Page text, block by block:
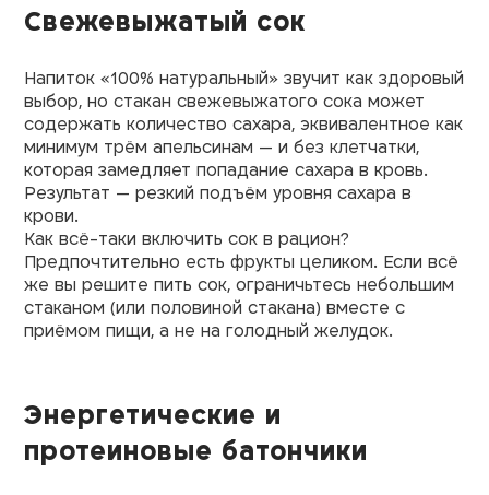
Свежевыжатый сок
Напиток «100% натуральный» звучит как здоровый
выбор, но стакан свежевыжатого сока может
содержать количество сахара, эквивалентное как
минимум трём апельсинам — и без клетчатки,
которая замедляет попадание сахара в кровь.
Результат — резкий подъём уровня сахара в
крови.
Как всё-таки включить сок в рацион?
Предпочтительно есть фрукты целиком. Если всё
же вы решите пить сок, ограничьтесь небольшим
стаканом (или половиной стакана) вместе с
приёмом пищи, а не на голодный желудок.
Энергетические и
протеиновые батончики